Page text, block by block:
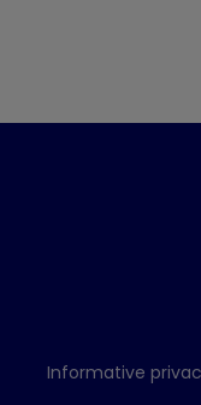
Informative